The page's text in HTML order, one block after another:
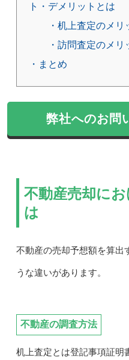
ト・デメリットとは
・机上査定のメリ
・訪問査定のメリ
・まとめ
弊社へのお問
不動産売却に
は
不動産の売却予想額を算出
うな違いがあります。
不動産の調査方法
机上査定とは登記事項証明